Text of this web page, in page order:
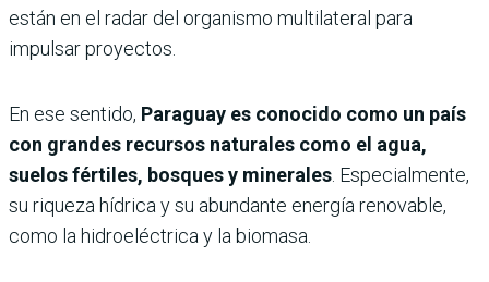
están en el radar del organismo multilateral para
impulsar proyectos.
En ese sentido, Paraguay es conocido como un país
con grandes recursos naturales como el agua,
suelos fértiles, bosques y minerales . Especialmente,
su riqueza hídrica y su abundante energía renovable,
como la hidroeléctrica y la biomasa.